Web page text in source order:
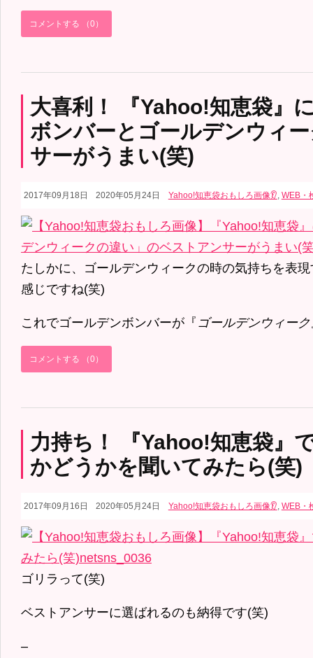
コメントする （0）
大喜利！ 『Yahoo!知恵袋』
ボンバーとゴールデンウィ
サーがうまい(笑)
2017年09月18日 2020年05月24日 Yahoo!知恵袋おもしろ画像👂, WEB・
たしかに、ゴールデンウィークの時の気持ちを表
感じですね(笑)
これでゴールデンボンバーが『 ゴールデンウィーク
コメントする （0）
力持ち！ 『Yahoo!知恵袋』
かどうかを聞いてみたら(笑)
2017年09月16日 2020年05月24日 Yahoo!知恵袋おもしろ画像👂, WEB・
ゴリラって(笑)
ベストアンサーに選ばれるのも納得です(笑)
–